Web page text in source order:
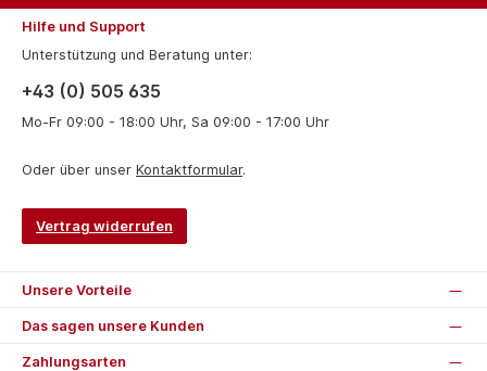
Hilfe und Support
Unterstützung und Beratung unter:
+43 (0) 505 635
Mo-Fr 09:00 - 18:00 Uhr, Sa 09:00 - 17:00 Uhr
Oder über unser Kontaktformular.
Vertrag widerrufen
Unsere Vorteile
Das sagen unsere Kunden
Zahlungsarten